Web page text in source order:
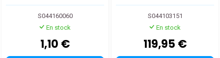
S044160060
En stock
1,10 €
S044103151
En stock
119,95 €